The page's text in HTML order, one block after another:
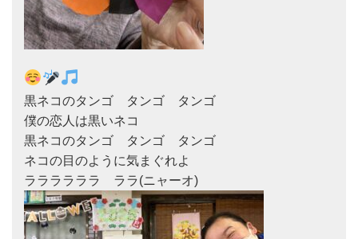
黒ネコのタンゴ　タンゴ　タンゴ
僕の恋人は黒いネコ
黒ネコのタンゴ　タンゴ　タンゴ
ネコの目のように気まぐれよ